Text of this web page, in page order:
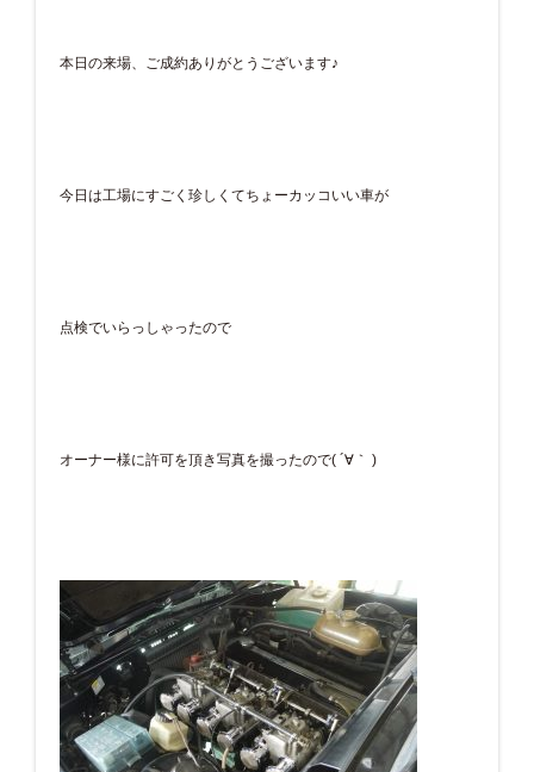
本日の来場、ご成約ありがとうございます♪
今日は工場にすごく珍しくてちょーカッコいい車が
点検でいらっしゃったので
オーナー様に許可を頂き写真を撮ったので( ´∀｀ )